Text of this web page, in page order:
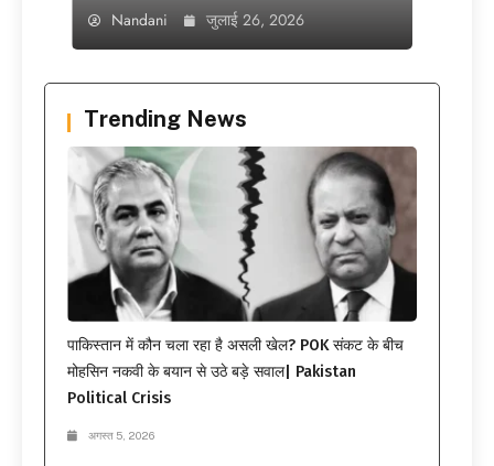
Nandani जुलाई 26, 2026
Trending News
पाकिस्तान में कौन चला रहा है असली खेल? POK संकट के बीच
मोहसिन नकवी के बयान से उठे बड़े सवाल| Pakistan
Political Crisis
अगस्त 5, 2026